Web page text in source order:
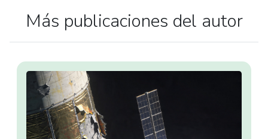
Más publicaciones del autor